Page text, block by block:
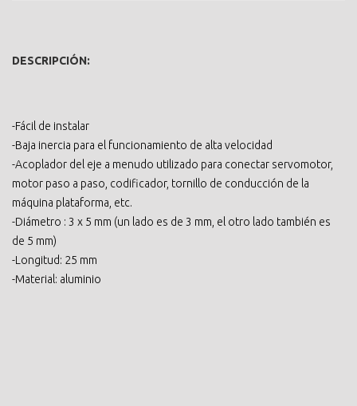
DESCRIPCIÓN:
-Fácil de instalar
-Baja inercia para el funcionamiento de alta velocidad
-Acoplador del eje a menudo utilizado para conectar servomotor,
motor paso a paso, codificador, tornillo de conducción de la
máquina plataforma, etc.
-Diámetro : 3 x 5 mm (un lado es de 3 mm, el otro lado también es
de 5 mm)
-Longitud: 25 mm
-Material: aluminio